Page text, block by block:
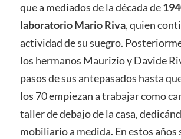
que a mediados de la década de
laboratorio Mario Riva, quien
actividad de su suegro.
los hermanos Maurizio y Davide
pasos de sus antepasados hasta
los 70 empiezan a trabajar como
taller de debajo de la casa,
mobiliario a medida. En estos años